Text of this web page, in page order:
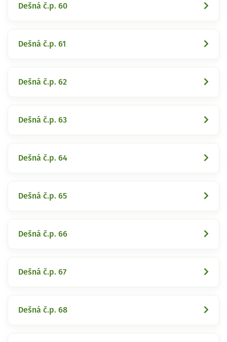
Dešná č.p. 60
Dešná č.p. 61
Dešná č.p. 62
Dešná č.p. 63
Dešná č.p. 64
Dešná č.p. 65
Dešná č.p. 66
Dešná č.p. 67
Dešná č.p. 68